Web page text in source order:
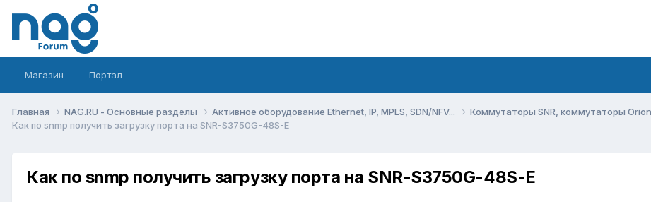
Магазин Портал
Главная NAG.RU - Основные разделы Активное оборудование Ethernet, IP, MPLS, SDN/NFV...
Коммутаторы SNR, коммутаторы
Как по snmp получить загрузку порта на SNR-S3750G-48S-E
Как по snmp получить загрузку порта на SNR-S3750G-48S-E